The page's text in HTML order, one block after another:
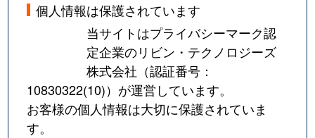
個人情報は保護されています
当サイトはプライバシーマーク認
定企業のリビン・テクノロジーズ
株式会社（認証番号：
10830322(10)）が運営しています。
お客様の個人情報は大切に保護されていま
す。